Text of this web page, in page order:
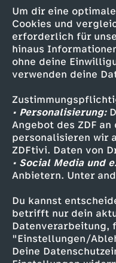
Um dir eine
Cookies und
erforderlich für
hinaus
ohne deine
verwenden deine
• Personalisierung:
Angebot des ZDF
personalisieren wir
ZDFtivi. Daten von
• Social Media und
Anbietern. Unter
Du kannst
betrifft nur dein
Datenverarbeitung,
"Einstellungen/
Deine
ZDF-
krank sind,
zu groß die
frei-Haber"
Presenter
"krankfeiern"?
Um den
Beispiel
Filiale der
Kontrolle.
Firmen
Für
Einstellung: